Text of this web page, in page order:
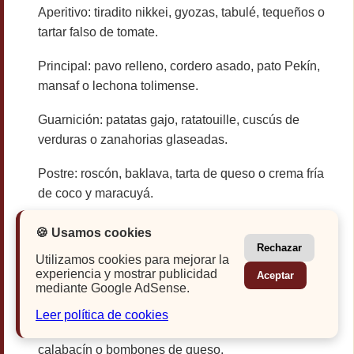
Aperitivo: tiradito nikkei, gyozas, tabulé, tequeños o
tartar falso de tomate.
Principal: pavo relleno, cordero asado, pato Pekín,
mansaf o lechona tolimense.
Guarnición: patatas gajo, ratatouille, cuscús de
verduras o zanahorias glaseadas.
Postre: roscón, baklava, tarta de queso o crema fría
de coco y maracuyá.
💖 Cena romántica
Para una cena a dos suele funcionar mejor un menú
corto, elegante y sin platos demasiado pesados. La
idea es cocinar algo especial sin pasar toda la noche
calabacín o bombones de queso.
🍪 Usamos cookies
Utilizamos cookies para mejorar la
experiencia y mostrar publicidad
mediante Google AdSense.
Leer política de cookies
Rechazar
Aceptar